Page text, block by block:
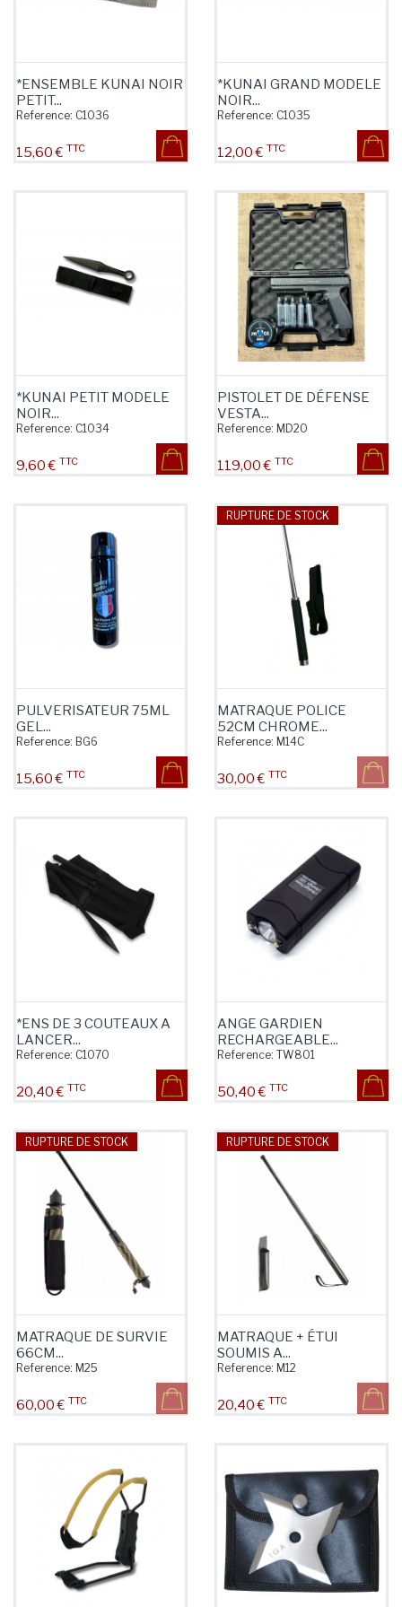
*ENSEMBLE KUNAI NOIR
PETIT...
Reference: C1036
Prix
15,60 € TTC
*KUNAI GRAND MODELE
NOIR...
Reference: C1035
Prix
12,00 € TTC
*KUNAI PETIT MODELE
NOIR...
Reference: C1034
Prix
9,60 € TTC
PISTOLET DE DÉFENSE
VESTA...
Reference: MD20
Prix
119,00 € TTC
PULVERISATEUR 75ML
GEL...
Reference: BG6
Prix
15,60 € TTC
RUPTURE DE STOCK
MATRAQUE POLICE
52CM CHROME...
Reference: M14C
Prix
30,00 € TTC
*ENS DE 3 COUTEAUX A
LANCER...
Reference: C1070
Prix
20,40 € TTC
ANGE GARDIEN
RECHARGEABLE...
Reference: TW801
Prix
50,40 € TTC
RUPTURE DE STOCK
MATRAQUE DE SURVIE
66CM...
Reference: M25
Prix
60,00 € TTC
RUPTURE DE STOCK
MATRAQUE + ÉTUI
SOUMIS A...
Reference: M12
Prix
20,40 € TTC